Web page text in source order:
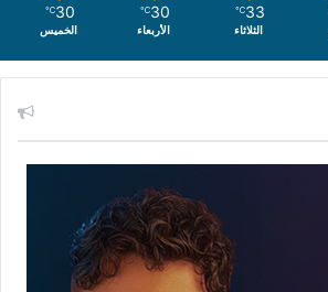
33
℃
الثلاثاء
30
℃
الأربعاء
30
℃
الخميس